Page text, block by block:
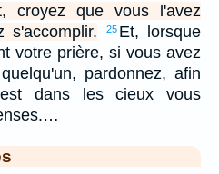
croyez que vous l'avez
s'accomplir.
25 Et, lorsque
votre prière, si vous avez
pardonnez, afin
dans les cieux vous